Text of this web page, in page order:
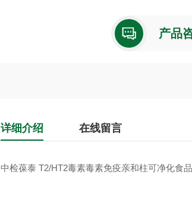
产品
详细介绍 在线留言
中检葆泰 T2/HT2毒素毒素免疫亲和柱可净化食